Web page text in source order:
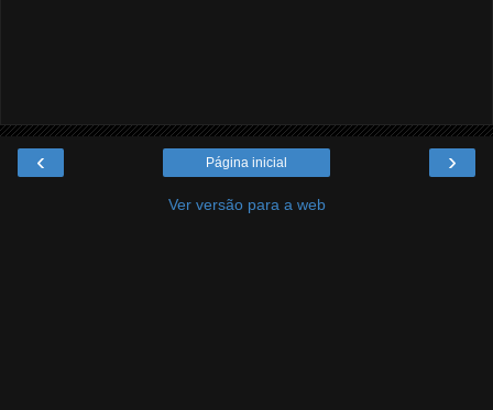
‹ ›
Página inicial
Ver versão para a web